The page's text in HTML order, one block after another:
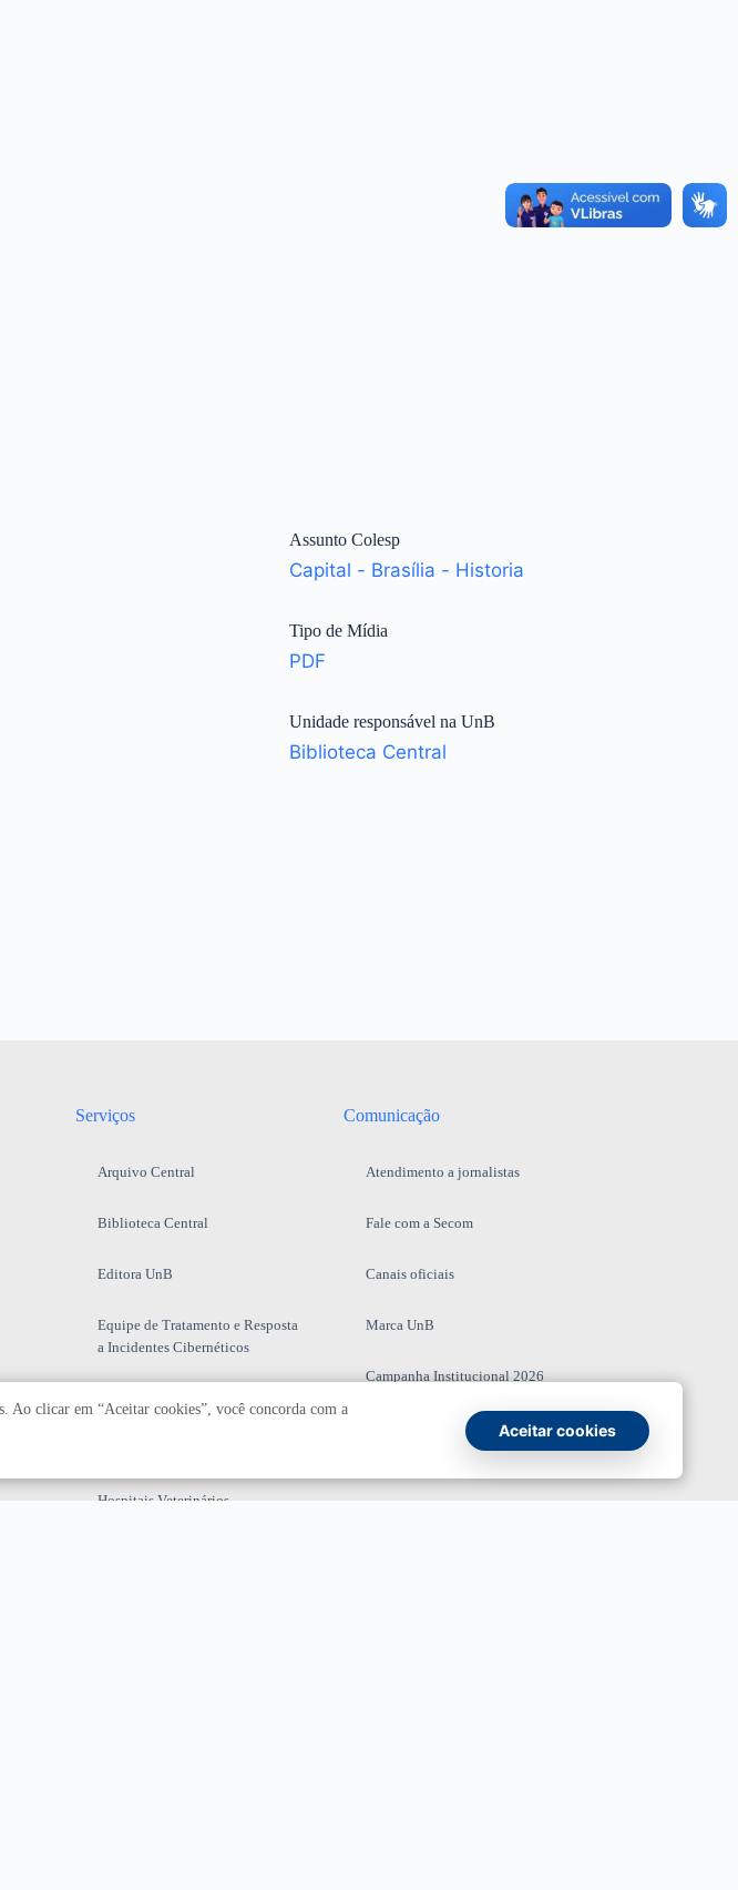
Assunto Colesp
Capital - Brasília - Historia
Tipo de Mídia
PDF
Unidade responsável na UnB
Biblioteca Central
Serviços
Arquivo Central
Biblioteca Central
Editora UnB
Equipe de Tratamento e Resposta
a Incidentes Cibernéticos
Hospitais Veterinários
Comunicação
Atendimento a jornalistas
Fale com a Secom
Canais oficiais
Marca UnB
Campanha Institucional 2026
Ao clicar em “Aceitar cookies”, você concorda com a
Aceitar cookies